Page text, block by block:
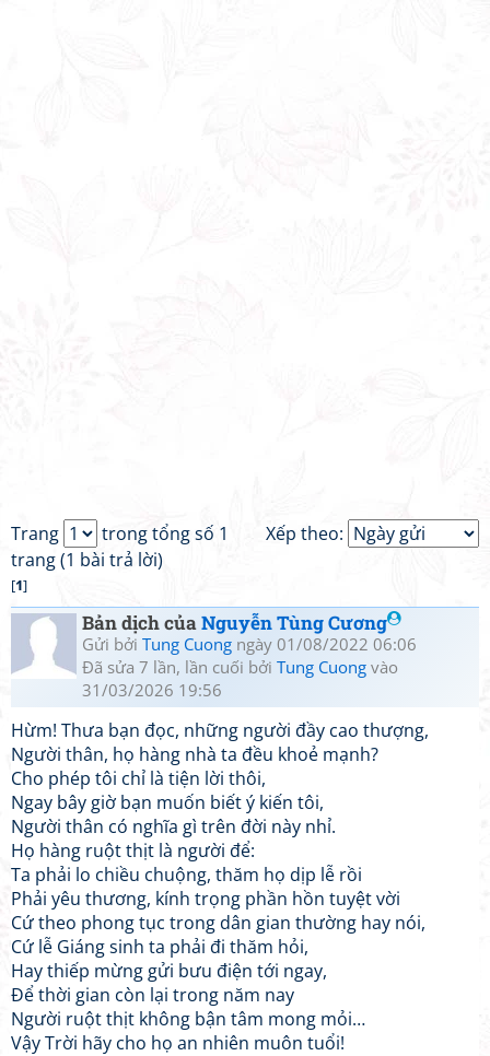
Xếp theo:
Trang
trong tổng số 1
trang (1 bài trả lời)
[1]
Bản dịch củaNguyễn Tùng Cương
Gửi bởi Tung Cuong ngày 01/08/2022 06:06
Đã sửa 7 lần, lần cuối bởi Tung Cuong vào
31/03/2026 19:56
Hừm! Thưa bạn đọc, những người đầy cao thượng,
Người thân, họ hàng nhà ta đều khoẻ mạnh?
Cho phép tôi chỉ là tiện lời thôi,
Ngay bây giờ bạn muốn biết ý kiến tôi,
Người thân có nghĩa gì trên đời này nhỉ.
Họ hàng ruột thịt là người để:
Ta phải lo chiều chuộng, thăm họ dịp lễ rồi
Phải yêu thương, kính trọng phần hồn tuyệt vời
Cứ theo phong tục trong dân gian thường hay nói,
Cứ lễ Giáng sinh ta phải đi thăm hỏi,
Hay thiếp mừng gửi bưu điện tới ngay,
Để thời gian còn lại trong năm nay
Người ruột thịt không bận tâm mong mỏi…
Vậy Trời hãy cho họ an nhiên muôn tuổi!